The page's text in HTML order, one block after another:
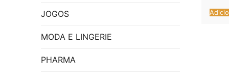
JOGOS
MODA E LINGERIE
PHARMA